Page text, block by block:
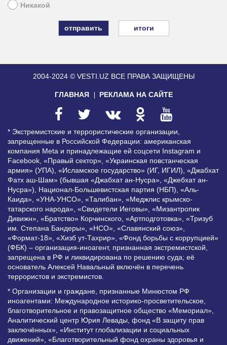
Никакой
итоги
2004-2024 © VESTI.UZ ВСЕ ПРАВА ЗАЩИЩЕНЫ
ГЛАВНАЯ РЕКЛАМА НА САЙТЕ
* Экстремистские и террористические организации,
запрещенные в Российской Федерации: американская
компания Meta и принадлежащие ей соцсети Instagram и
Facebook, «Правый сектор», «Украинская повстанческая
армия» (УПА), «Исламское государство» (ИГ, ИГИЛ), «Джабхат
Фатх аш-Шам» (бывшая «Джабхат ан-Нусра», «Джебхат ан-
Нусра»), Национал-Большевистская партия (НБП), «Аль-
Каида», «УНА-УНСО», «Талибан», «Меджлис крымско-
татарского народа», «Свидетели Иеговы», «Мизантропик
Дивижн», «Братство» Корчинского, «Артподготовка», «Тризуб
им. Степана Бандеры», «НСО», «Славянский союз»,
«Формат-18», «Хизб ут-Тахрир», «Фонд борьбы с коррупцией»
(ФБК) – организация-иноагент, признанная экстремистской,
запрещена в РФ и ликвидирована по решению суда; её
основатель Алексей Навальный включён в перечень
террористов и экстремистов.
* Организации и граждане, признанные Минюстом РФ
иноагентами: Международное историко-просветительское,
благотворительное и правозащитное общество «Мемориал»,
Аналитический центр Юрия Левады, фонд «В защиту прав
заключённых», «Институт глобализации и социальных
движений», «Благотворительный фонд охраны здоровья и